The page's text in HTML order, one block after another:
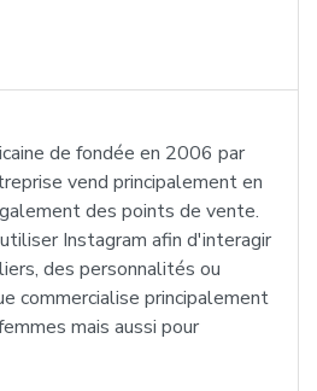
de fondée en 2006 par
vend principalement en
des points de vente.
Instagram afin d'interagir
des personnalités ou
commercialise principalement
mais aussi pour